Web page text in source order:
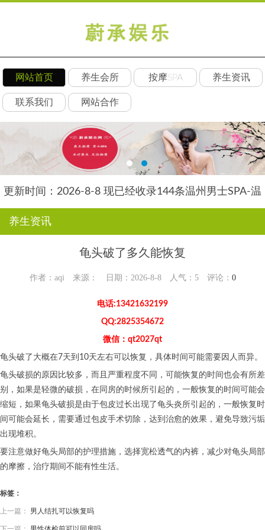
网站首页 养生会所 按摩SPA 养生资讯
联系我们 网站合作
更新时间：2026-8-8 现已经收录144条温州男士SPA-温
养生资讯
龟头破了多久能恢复
作者：aqi 来源： 日期：2026-8-8 人气： 5评论： 0
电话:13421632199
QQ:2825354672
微信：qt2027qt
龟头破了大概在7天到10天左右可以恢复，具体时间可能需要因人而异。
龟头破损的原因比较多，而且严重程度不同，可能恢复的时间也会有所差
别，如果是轻微的破损，在同房的时候所引起的，一般恢复的时间可能会
缩短，如果龟头破损是由于包皮过长出现了龟头炎所引起的，一般恢复时
间可能会延长，需要通过包皮手术切除，达到治愈的效果，避免导致污垢
出现堆积。
要注意做好龟头局部的护理措施，选择宽松透气的内裤，减少对龟头局部
的摩擦，治疗期间不能有性生活。
标签：
上一篇： 男人结扎可以恢复吗